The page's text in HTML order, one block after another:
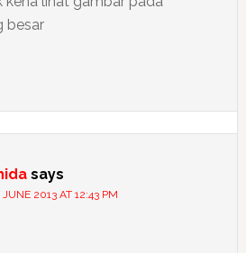
besar
says
JUNE 2013 AT 12:43 PM